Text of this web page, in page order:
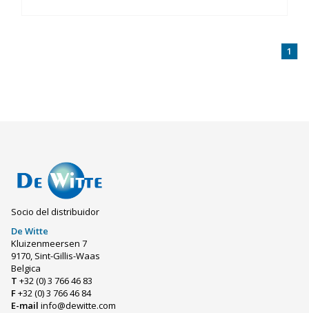
1
Socio del distribuidor
De Witte
Kluizenmeersen 7
9170, Sint-Gillis-Waas
Belgica
T +32 (0) 3 766 46 83
F+32 (0) 3 766 46 84
E-mail info@dewitte.com